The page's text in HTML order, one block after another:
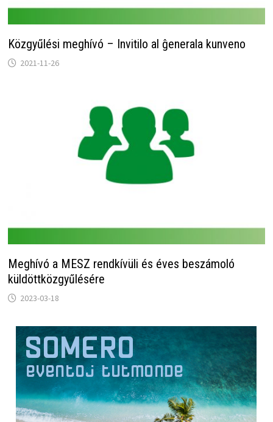
Közgyűlési meghívó – Invitilo al ĝenerala kunveno
2021-11-26
Meghívó a MESZ rendkívüli és éves beszámoló
küldöttközgyűlésére
2023-03-18